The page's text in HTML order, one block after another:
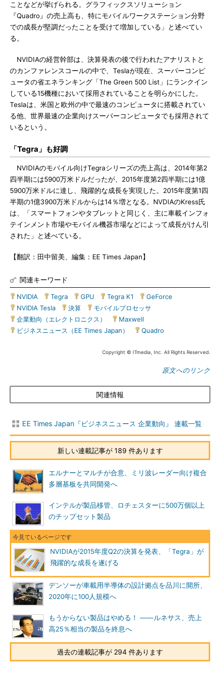
ことなどが挙げられる。グラフィックスソリューション
『Quadro』の売上高も、特にモバイルワークステーション分野
での成長が堅調だったことを受けて増加している」と述べてい
る。
NVIDIAの経営幹部は、決算発表の後で行われたアナリストと
のカンファレンスコールの中で、Teslaが現在、スーパーコンピ
ュータの省エネランキング「The Green 500 List」にランクイン
している15機種において採用されていることを明らかにした。
Teslaは、米国と欧州の中で最速のコンピュータに搭載されてい
る他、世界最速の企業向けスーパーコンピュータでも採用されて
いるという。
「Tegra」も好調
NVIDIAのモバイル向けTegraシリーズの売上高は、2014年第2
四半期には5900万米ドルだったが、2015年度第2四半期には1億
5900万米ドルに達し、飛躍的な成長を実現した。2015年度第1四
半期の1億3900万米ドルからは14％増となる。NVDIAのKress氏
は、「スマートフォンやタブレットと同じく、主に車載インフォ
テインメント市場やモバイル機器市場などによって成長がけん引
された」と述べている。
【翻訳：田中留美、編集：EE Times Japan】
関連キーワード
NVIDIA Tegra GPU Tegra K1 GeForce
NVIDIA Tesla
決算 モバイルプロセッサ
企業動向（エレクトロニクス）
Maxwell
ビジネスニュース（EE Times Japan）
Quadro
Copyright © ITmedia, Inc. All Rights Reserved.
原文へのリンク
関連情報
EE Times Japan『ビジネスニュース 企業動向』 連載一覧
新しい連載記事が 189 件あります
エルナーとマルチが合意、ミリ波レーダー向け複合
多層基板を共同開発へ
インテルが製品移管、ロチェスターに500万個以上
のチップセット製品
NVIDIAが2015年度Q2の決算を発表、「Tegra」が
飛躍的な成長を遂げる
デンソーが車載用半導体の設計拠点を品川に開所、
2020年に100人規模へ
もうからない製品はやめる！ ――ルネサス、売上
高25％相当の製品を終息へ
過去の連載記事が 294 件あります